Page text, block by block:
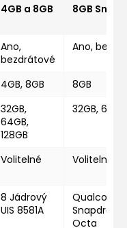
4GB a 8GB 8GB
Ano,
bezdrátové
Ano,
4GB, 8GB
8GB
32GB,
64GB,
128GB
32GB,
Volitelné Volitelné
8 Jádrový
UIS 8581A
Octa